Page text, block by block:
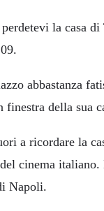
la casa
abbastanza
finestra della sua
a ricordare la
cinema italiano.
Napoli.